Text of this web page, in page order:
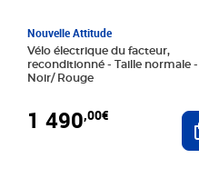
Nouvelle Attitude
Vélo électrique du facteur,
reconditionné - Taille normale -
Noir/ Rouge
1 490,00€